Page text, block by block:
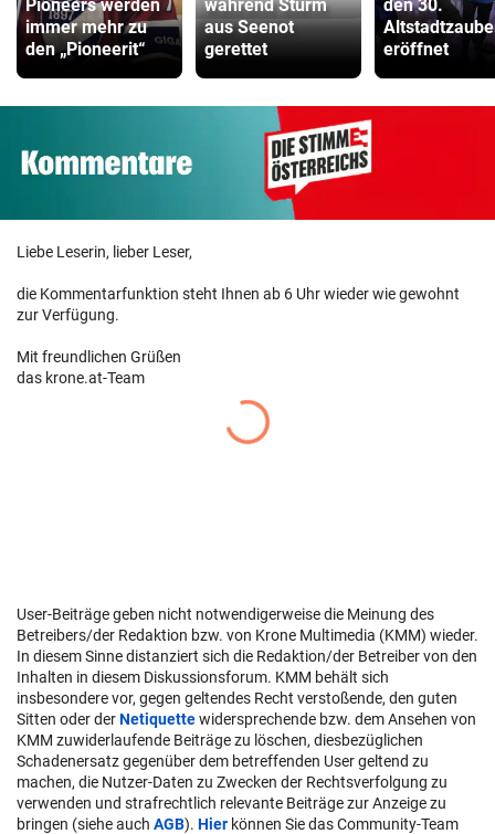
ZUM VERGLEICH
Pioneers werden
immer mehr zu
den „Pioneerit“
während Sturm
aus Seenot
gerettet
den 30.
eröffnet
Liebe Leserin, lieber Leser,
die Kommentarfunktion steht Ihnen ab 6 Uhr wieder wie gewohnt
zur Verfügung.
Mit freundlichen Grüßen
das krone.at-Team
User-Beiträge geben nicht notwendigerweise die Meinung des
Betreibers/der Redaktion bzw. von Krone Multimedia (KMM) wieder.
In diesem Sinne distanziert sich die Redaktion/der Betreiber von den
Inhalten in diesem Diskussionsforum. KMM behält sich
insbesondere vor, gegen geltendes Recht verstoßende, den guten
Sitten oder derNetiquettewidersprechende bzw. dem Ansehen von
KMM zuwiderlaufende Beiträge zu löschen, diesbezüglichen
Schadenersatz gegenüber dem betreffenden User geltend zu
machen, die Nutzer-Daten zu Zwecken der Rechtsverfolgung zu
verwenden und strafrechtlich relevante Beiträge zur Anzeige zu
bringen (siehe auch AGB). Hier können Sie das Community-Team